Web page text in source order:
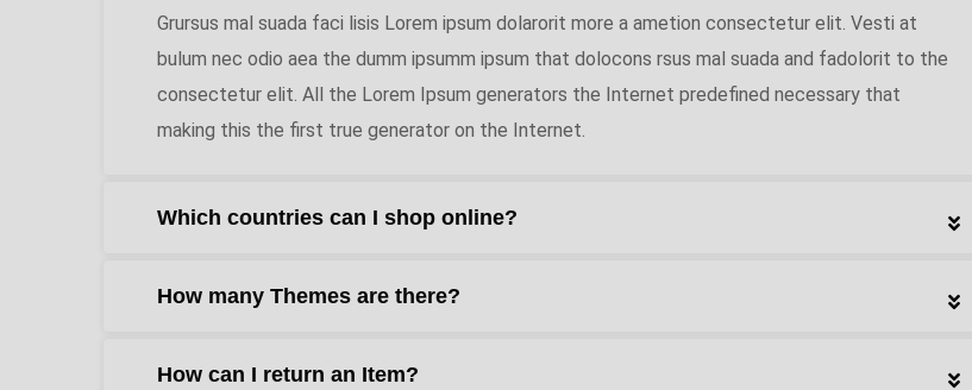
Grursus mal suada faci lisis Lorem ipsum dolarorit more a ametion consectetur elit. Vesti at
bulum nec odio aea the dumm ipsumm ipsum that dolocons rsus mal suada and fadolorit to the
consectetur elit. All the Lorem Ipsum generators the Internet predefined necessary that
making this the first true generator on the Internet.
Which countries can I shop online?
How many Themes are there?
How can I return an Item?